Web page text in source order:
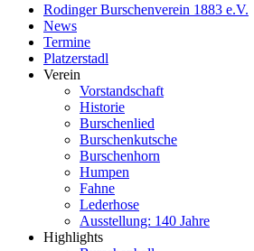
Rodinger Burschenverein 1883 e.V.
News
Termine
Platzerstadl
Verein
Vorstandschaft
Historie
Burschenlied
Burschenkutsche
Burschenhorn
Humpen
Fahne
Lederhose
Ausstellung: 140 Jahre
Highlights